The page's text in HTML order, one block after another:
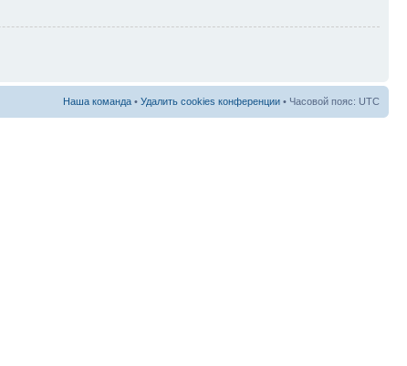
Наша команда • Удалить cookies конференции • Часовой пояс: UTC